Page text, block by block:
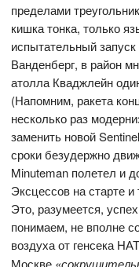
пределами
кишка тонка, только
испытательный
Ванденберг, в район
атолла Кваджлейн
(Напомним, ракета
несколько раз
заменить новой
сроки безудержно
Minuteman полетел и
Эксцессов на старте
Это, разумеется,
понимаем, не вполне
воздуха от генсека
Москве